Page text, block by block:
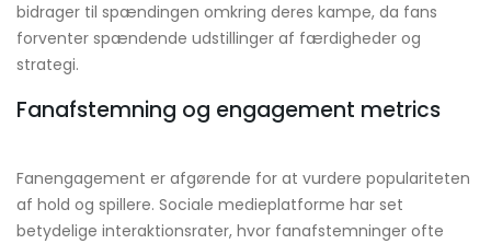
bidrager til spændingen omkring deres kampe, da fans
forventer spændende udstillinger af færdigheder og
strategi.
Fanafstemning og engagement metrics
Fanengagement er afgørende for at vurdere populariteten
af hold og spillere. Sociale medieplatforme har set
betydelige interaktionsrater, hvor fanafstemninger ofte